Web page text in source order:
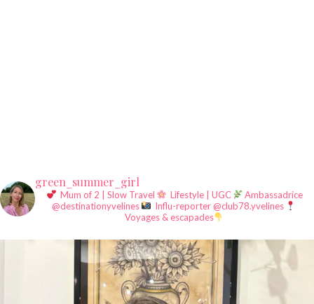
green_summer_girl
Mum of 2 | Slow Travel Lifestyle | UGC
Ambassadrice
@destinationyvelines
Influ-reporter @club78.yvelines
Voyages & escapades